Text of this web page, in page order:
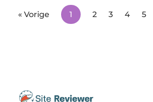
« Vorige 1 2 3 4 5